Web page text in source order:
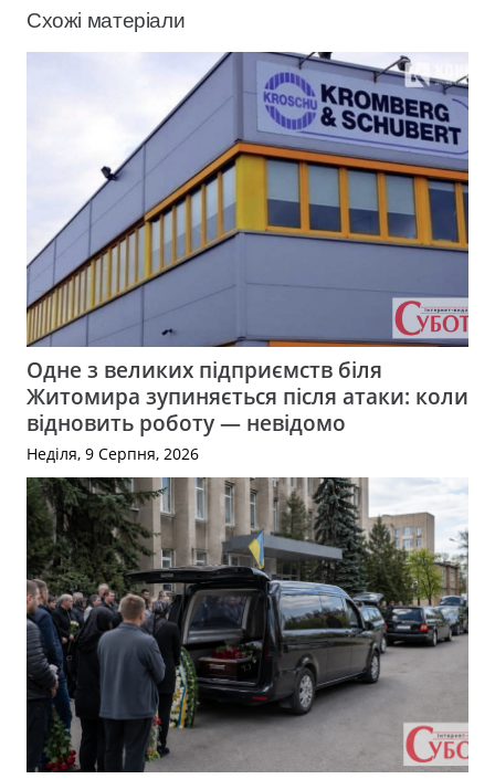
Схожі матеріали
Одне з великих підприємств біля
Житомира зупиняється після атаки: коли
відновить роботу — невідомо
Неділя, 9 Серпня, 2026